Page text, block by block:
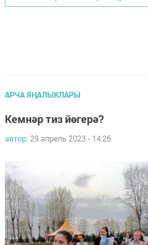
АРЧА ЯҢАЛЫКЛАРЫ
Кемнәр тиз йөгерә?
автор, 29 апрель 2023 - 14:26